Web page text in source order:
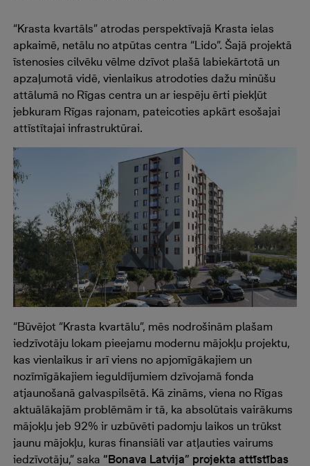
“Krasta kvartāls” atrodas perspektīvajā Krasta ielas
apkaimē, netālu no atpūtas centra “Lido”. Šajā projektā
īstenosies cilvēku vēlme dzīvot plašā labiekārtotā un
apzaļumotā vidē, vienlaikus atrodoties dažu minūšu
attālumā no Rīgas centra un ar iespēju ērti piekļūt
jebkuram Rīgas rajonam, pateicoties apkārt esošajai
attīstītajai infrastruktūrai.
“Būvējot “Krasta kvartālu”, mēs nodrošinām plašam
iedzīvotāju lokam pieejamu modernu mājokļu projektu,
kas vienlaikus ir arī viens no apjomīgākajiem un
nozīmīgākajiem ieguldījumiem dzīvojamā fonda
atjaunošanā galvaspilsētā. Kā zināms, viena no Rīgas
aktuālākajām problēmām ir tā, ka absolūtais vairākums
mājokļu jeb 92% ir uzbūvēti padomju laikos un trūkst
jaunu mājokļu, kuras finansiāli var atļauties vairums
iedzīvotāju,” saka “Bonava Latvija” projekta attīstības